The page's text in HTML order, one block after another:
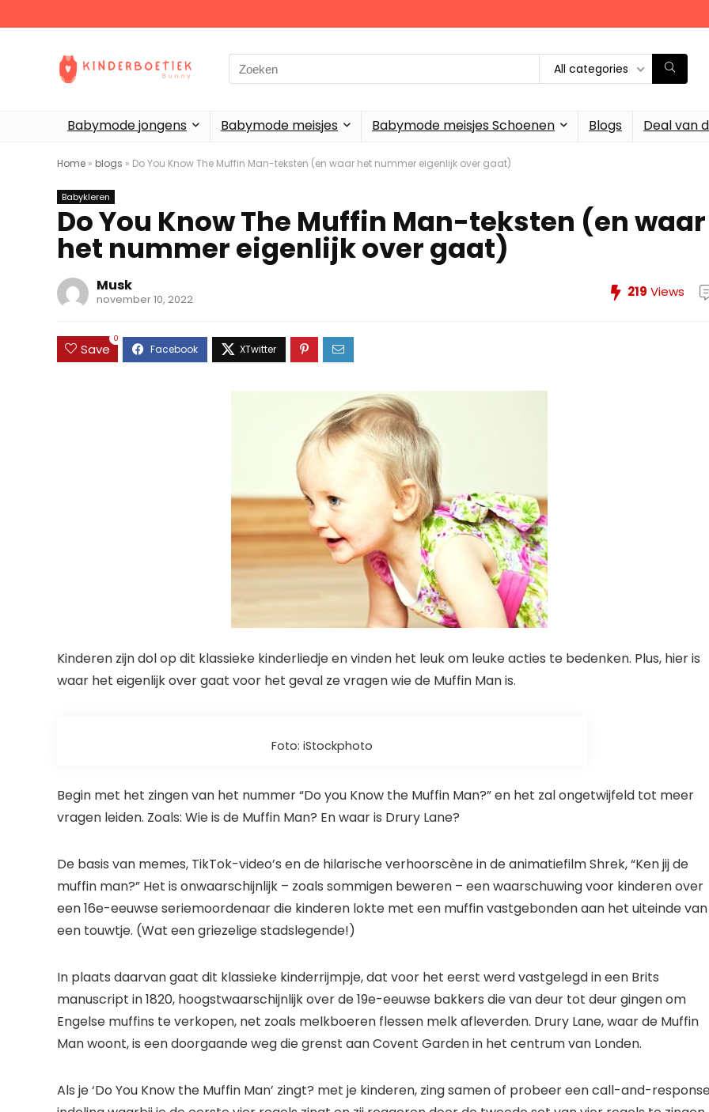
Search
for:
All categories
Babymode jongens Babymode meisjes Babymode meisjes Schoenen Blogs Deal van
Home » blogs » Do You Know The Muffin Man-teksten (en waar het nummer eigenlijk over gaat)
Babykleren
Do You Know The Muffin Man-teksten (en waar
het nummer eigenlijk over gaat)
Musk
november 10, 2022 219 Views
Save
0
Kinderen zijn dol op dit klassieke kinderliedje en vinden het leuk om leuke acties te bedenken. Plus, hier is
waar het eigenlijk over gaat voor het geval ze vragen wie de Muffin Man is.
Foto: iStockphoto
Begin met het zingen van het nummer “Do you Know the Muffin Man?” en het zal ongetwijfeld tot meer
vragen leiden. Zoals: Wie is de Muffin Man? En waar is Drury Lane?
De basis van memes, TikTok-video’s en de hilarische verhoorscène in deanimatiefilmShrek, “Ken jij de
muffin man?” Het is onwaarschijnlijk – zoals sommigen beweren – een waarschuwing voor kinderen over
een 16e-eeuwse seriemoordenaar die kinderen lokte met een muffin vastgebonden aan het uiteinde van
een touwtje. (Wat een griezelige stadslegende!)
In plaats daarvan gaat dit klassieke kinderrijmpje, dat voor het eerst werd vastgelegd in een Brits
manuscript in 1820, hoogstwaarschijnlijk over de 19e-eeuwse bakkers die van deur tot deur gingen om
Engelse muffins te verkopen, net zoals melkboeren flessen melk afleverden. Drury Lane, waar de Muffin
Man woont, is een doorgaande weg die grenst aan Covent Garden in het centrum van Londen.
Als je ‘Do You Know the Muffin Man’ zingt? met je kinderen, zing samen of probeer een call-and-